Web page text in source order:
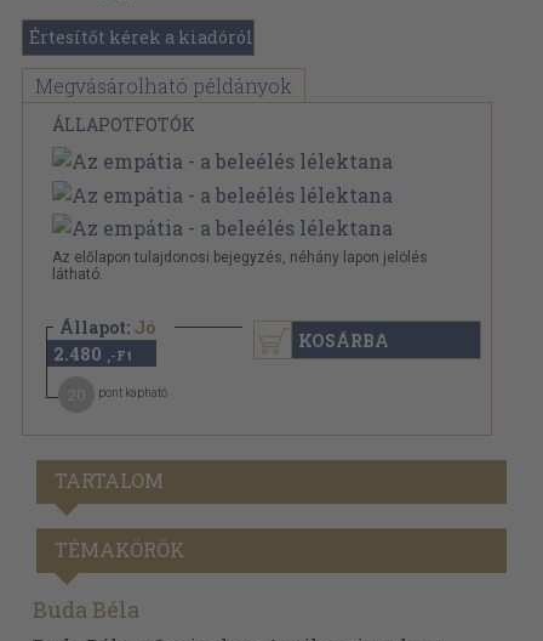
Értesítőt kérek a kiadóról
Megvásárolható példányok
ÁLLAPOTFOTÓK
Az előlapon tulajdonosi bejegyzés, néhány lapon jelölés
látható.
Állapot: Jó
2.480 ,-Ft
pont kapható
KOSÁRBA
TARTALOM
TÉMAKÖRÖK
Buda Béla